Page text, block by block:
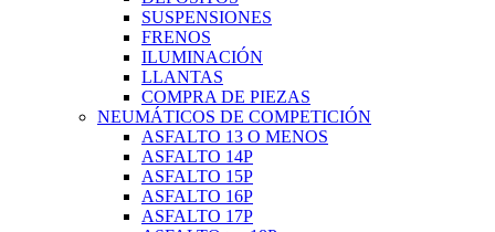
SUSPENSIONES
FRENOS
ILUMINACIÓN
LLANTAS
COMPRA DE PIEZAS
NEUMÁTICOS DE COMPETICIÓN
ASFALTO 13 O MENOS
ASFALTO 14P
ASFALTO 15P
ASFALTO 16P
ASFALTO 17P